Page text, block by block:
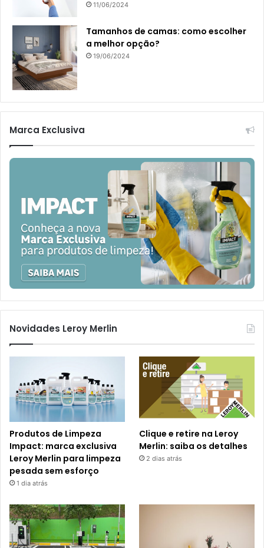
11/06/2024
Tamanhos de camas: como escolher
a melhor opção?
19/06/2024
Marca Exclusiva
Novidades Leroy Merlin
Produtos de Limpeza
Impact: marca exclusiva
Leroy Merlin para limpeza
pesada sem esforço
1 dia atrás
Clique e retire na Leroy
Merlin: saiba os detalhes
2 dias atrás